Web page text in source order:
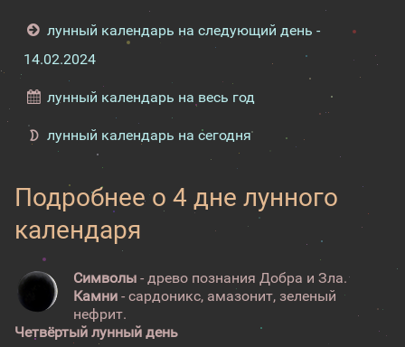
лунный календарь на следующий день -
14.02.2024
лунный календарь на весь год
лунный календарь на сегодня
Подробнее о 4 дне лунного
календаря
Символы - древо познания Добра и Зла.
Камни - сардоникс, амазонит, зеленый
нефрит.
Четвёртый лунный день